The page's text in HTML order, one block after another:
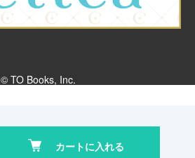
カートに入れる
© TO Books, Inc.